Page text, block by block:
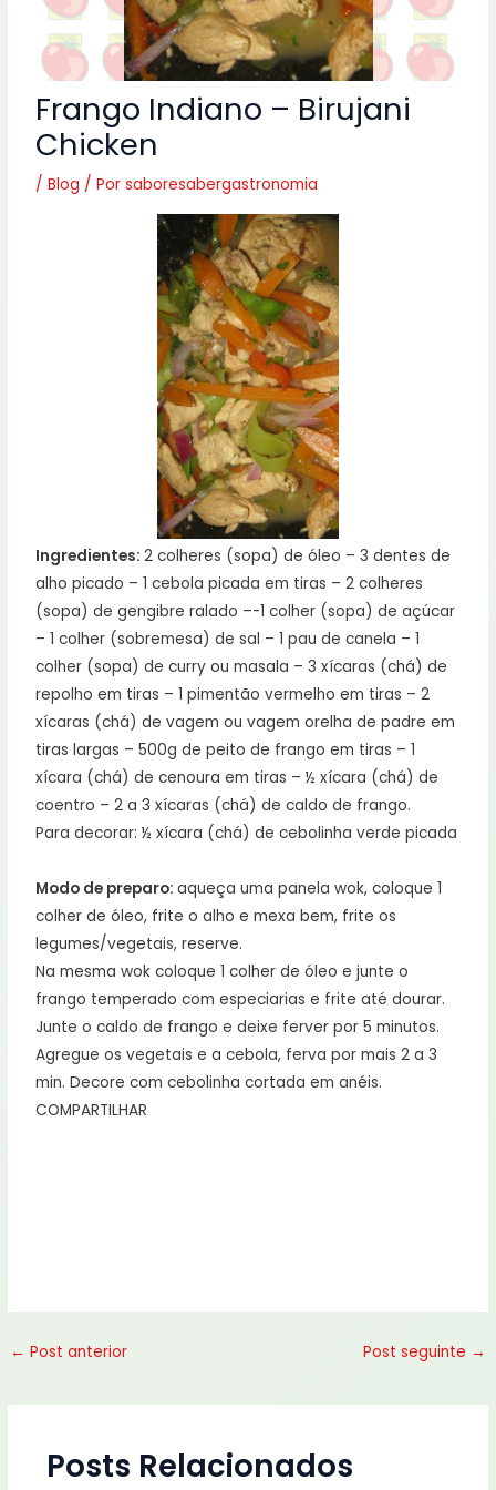
Frango Indiano – Birujani
Chicken
/Blog / Porsaboresabergastronomia
Ingredientes:2 colheres (sopa) de óleo – 3 dentes de
alho picado – 1 cebola picada em tiras – 2 colheres
(sopa) de gengibre ralado –-1 colher (sopa) de açúcar
– 1 colher (sobremesa) de sal – 1 pau de canela – 1
colher (sopa) de curry ou masala – 3 xícaras (chá) de
repolho em tiras – 1 pimentão vermelho em tiras – 2
xícaras (chá) de vagem ou vagem orelha de padre em
tiras largas – 500g de peito de frango em tiras – 1
xícara (chá) de cenoura em tiras – ½ xícara (chá) de
coentro – 2 a 3 xícaras (chá) de caldo de frango.
Para decorar: ½ xícara (chá) de cebolinha verde picada
Modo de preparo:aqueça uma panela wok, coloque 1
colher de óleo, frite o alho e mexa bem, frite os
legumes/vegetais, reserve.
Na mesma wok coloque 1 colher de óleo e junte o
frango temperado com especiarias e frite até dourar.
Junte o caldo de frango e deixe ferver por 5 minutos.
Agregue os vegetais e a cebola, ferva por mais 2 a 3
min. Decore com cebolinha cortada em anéis.
COMPARTILHAR
← Post anterior Post seguinte →
Posts Relacionados